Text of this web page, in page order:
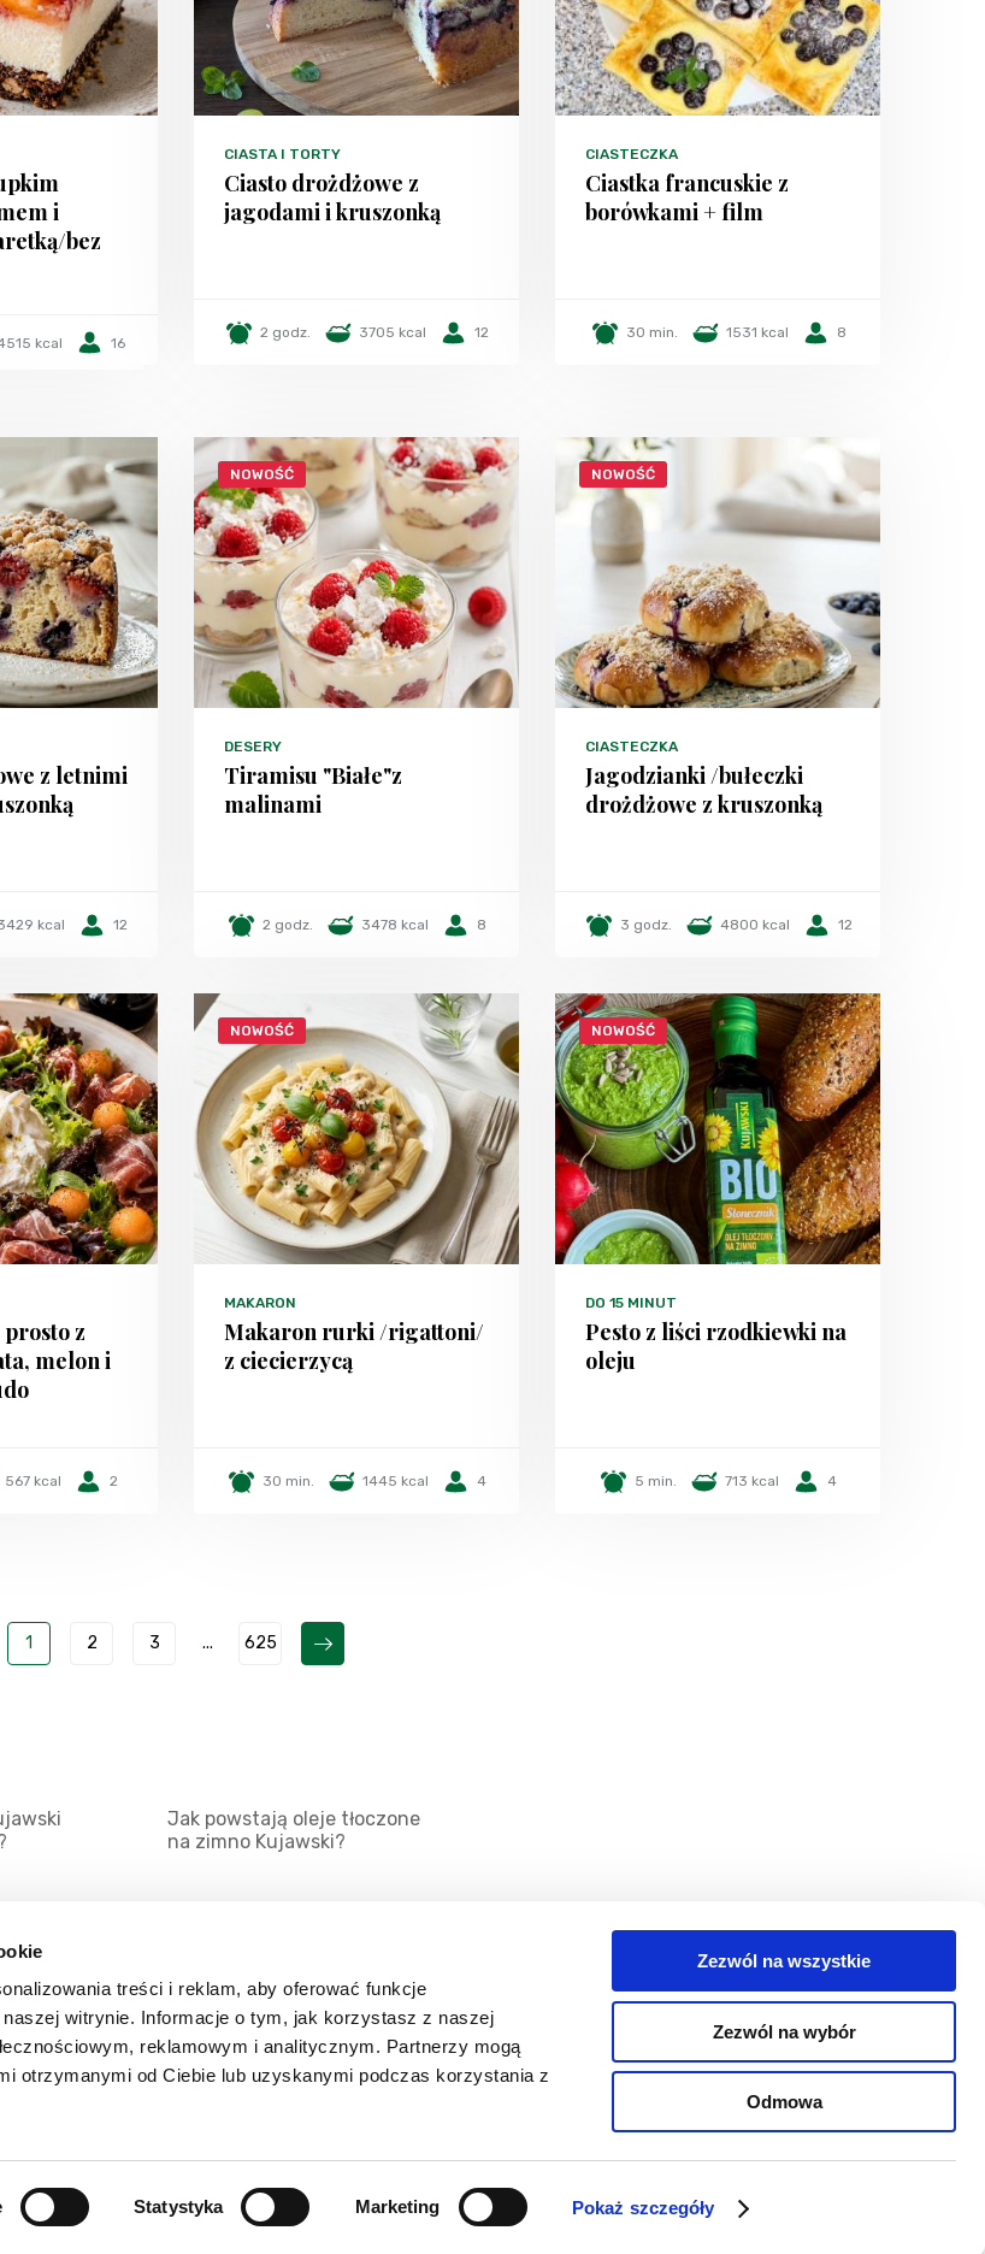
treści i reklam, aby oferować funkcje
witrynie. Informacje o tym, jak korzystasz z naszej
reklamowym i analitycznym. Partnerzy mogą
otrzymanymi od Ciebie lub uzyskanymi podczas korzystania z
Statystyka Marketing Pokaż szczegóły
Zezwól na wszystkie
Zezwól na wybór
Odmowa
i
bez
kcal 16
CIASTA I TORTY
Ciasto drożdżowe z
jagodami i kruszonką
2 godz. 3705 kcal 12
CIASTECZKA
Ciastka francuskie z
borówkami + film
30 min. 1531 kcal 8
z letnimi
kcal 12
NOWOŚĆ
DESERY
Tiramisu "Białe"z
malinami
2 godz. 3478 kcal 8
NOWOŚĆ
CIASTECZKA
Jagodzianki /bułeczki
drożdżowe z kruszonką
3 godz. 4800 kcal 12
prosto z
melon i
567 kcal 2
NOWOŚĆ
MAKARON
Makaron rurki /rigattoni/
z ciecierzycą
30 min. 1445 kcal 4
NOWOŚĆ
DO 15 MINUT
Pesto z liści rzodkiewki na
oleju
5 min. 713 kcal 4
1 2 3 ... 625
Jak powstają oleje tłoczone
na zimno Kujawski?
RSS
Kategorie
Kontakt
Zaloguj się